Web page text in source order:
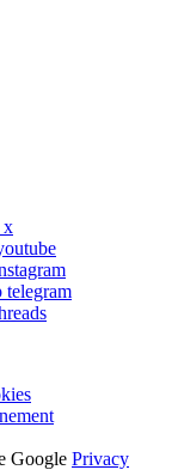
x
telegram
Google Privacy